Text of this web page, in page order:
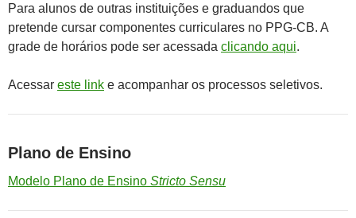
Para alunos de outras instituições e graduandos que
pretende cursar componentes curriculares no PPG-CB. A
grade de horários pode ser acessada clicando aqui.
Acessar este link e acompanhar os processos seletivos.
Plano de Ensino
Modelo Plano de Ensino Stricto Sensu